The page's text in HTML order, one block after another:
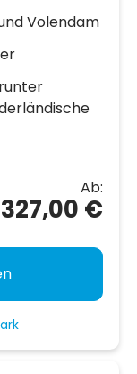
Volendam
Ab:
327,00 €